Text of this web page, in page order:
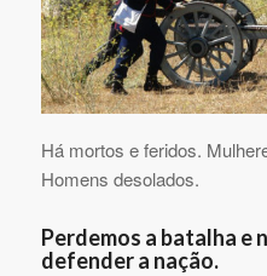
Há mortos e feridos.
Homens desolados.
Perdemos a batalha e
defender a nação.